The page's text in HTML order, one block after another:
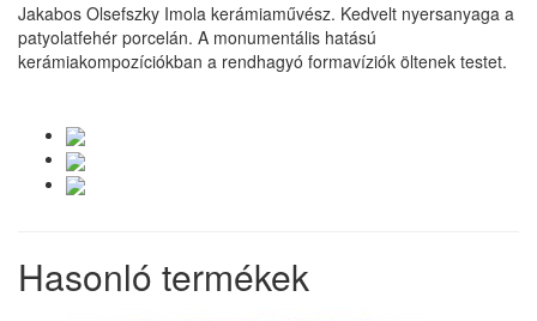
Jakabos Olsefszky Imola kerámiaművész. Kedvelt nyersanyaga a
patyolatfehér porcelán. A monumentális hatású
kerámiakompozíciókban a rendhagyó formavíziók öltenek testet.
Hasonló termékek